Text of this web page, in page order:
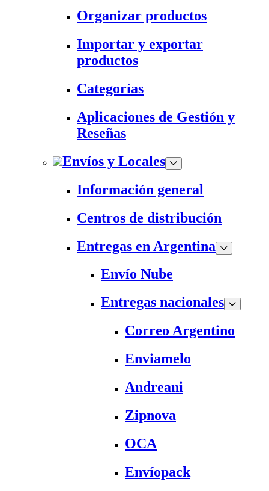
Organizar productos
Importar y exportar
productos
Categorías
Aplicaciones de Gestión y
Reseñas
Envíos y Locales
Información general
Centros de distribución
Entregas en Argentina
Envío Nube
Entregas nacionales
Correo Argentino
Enviamelo
Andreani
Zipnova
OCA
Envíopack